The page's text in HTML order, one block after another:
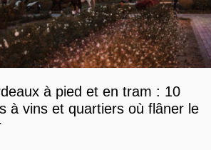
Normandie
Nouvelle-Aquitaine
Occitanie
Pays de la Loire
Provence-Alpes-Côte d’Azur
à pied et en tram : 10
à vins et quartiers où flâner le